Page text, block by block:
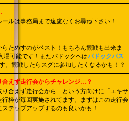
ルは事務局まで遠慮なくお尋ね下さい！
ためすのがベスト！もちろん観戦も出来ま
場可能です！またパドックヘはパドックパス
。観戦したらスグに参加したくなるかも！？
合えず走行会からチャレンジ…？
り合えず走行会から…という方向けに「エキサ
枠が毎回実施されてます。まずはこの走行会
テップアップするのも良いかも！